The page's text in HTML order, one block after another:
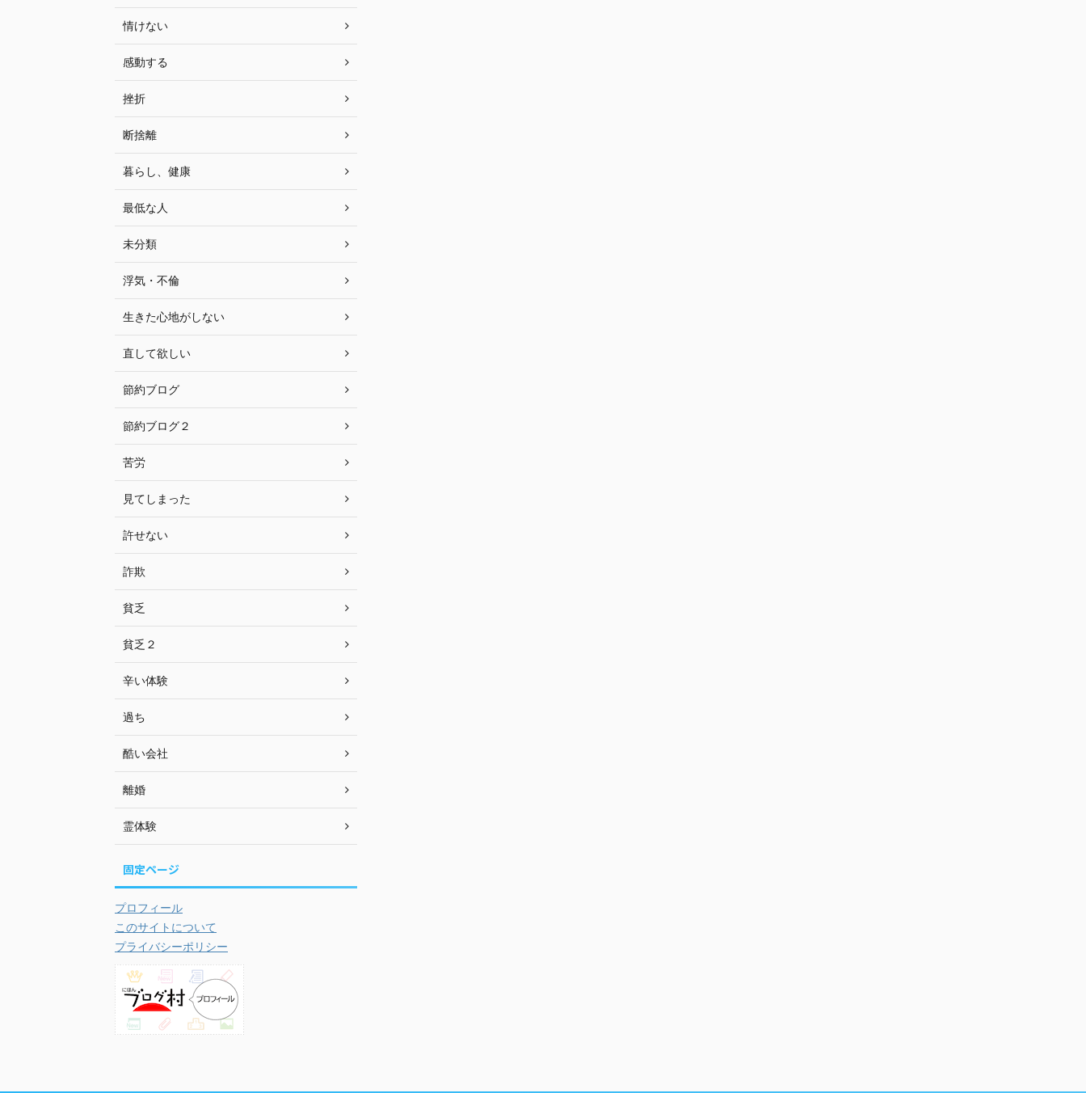
情けない
感動する
挫折
断捨離
暮らし、健康
最低な人
未分類
浮気・不倫
生きた心地がしない
直して欲しい
節約ブログ
節約ブログ２
苦労
見てしまった
許せない
詐欺
貧乏
貧乏２
辛い体験
過ち
酷い会社
離婚
霊体験
固定ページ
プロフィール
このサイトについて
プライバシーポリシー